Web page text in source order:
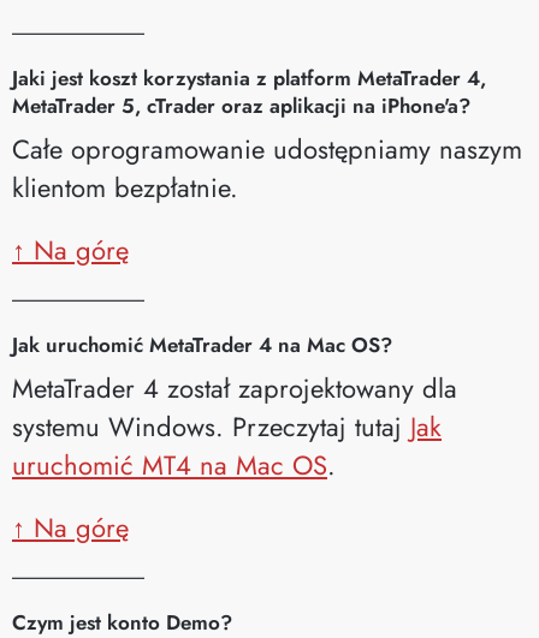
Jaki jest koszt korzystania z platform MetaTrader 4,
MetaTrader 5, cTrader oraz aplikacji na iPhone'a?
Całe oprogramowanie udostępniamy naszym
klientom bezpłatnie.
↑ Na górę
Jak uruchomić MetaTrader 4 na Mac OS?
MetaTrader 4 został zaprojektowany dla
systemu Windows. Przeczytaj tutaj Jak
uruchomić MT4 na Mac OS.
↑ Na górę
Czym jest konto Demo?